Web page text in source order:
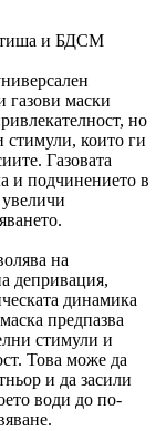
и БДСМ
газови маски
но
стимули, които ги
Газовата
и подчинението в
на
депривация,
динамика
предпазва
стимули и
Това може да
и да засили
води до по-